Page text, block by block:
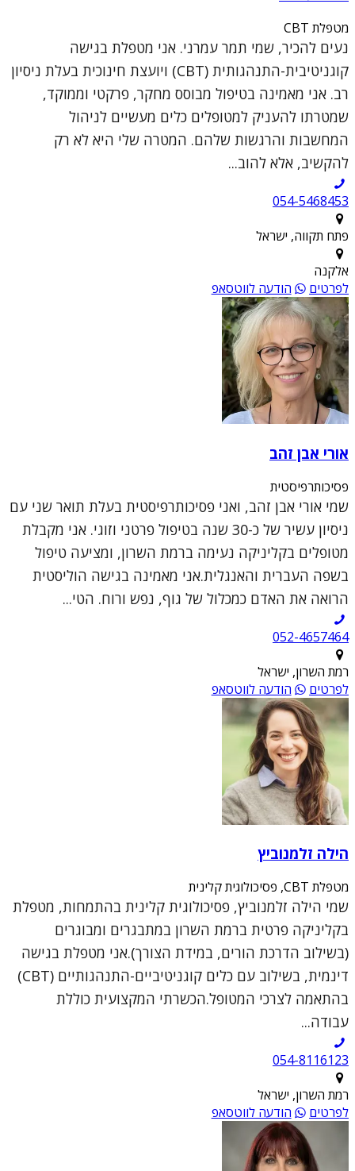
מטפלת CBT
נעים להכיר, שמי תמר עמרני. אני מטפלת בגישה
קוגניטיבית-התנהגותית (CBT) ויועצת חינוכית בעלת ניסיון
רב. אני מאמינה בטיפול מבוסס מחקר, פרקטי וממוקד,
שמטרתו להעניק למטופלים כלים מעשיים לניהול
המחשבות והרגשות שלהם. המטרה שלי היא לא רק
להקשיב, אלא להוב...
054-5468453
פתח תקווה, ישראל
אלקנה
לפרטים
הודעה לווטסאפ
אורי אבן זהב
פסיכותרפיסטית
שמי אורי אבן זהב, ואני פסיכותרפיסטית בעלת תואר שני עם
ניסיון עשיר של כ-30 שנה בטיפול פרטני וזוגי. אני מקבלת
מטופלים בקליניקה נעימה ברמת השרון, ומציעה טיפול
בשפה העברית והאנגלית.אני מאמינה בגישה הוליסטית
הרואה את האדם כמכלול של גוף, נפש ורוח. הטי...
052-4657464
רמת השרון, ישראל
לפרטים
הודעה לווטסאפ
הילה זלמנוביץ
מטפלת CBT, פסיכולוגית קלינית
שמי הילה זלמנוביץ, פסיכולוגית קלינית בהתמחות, מטפלת
בקליניקה פרטית ברמת השרון במתבגרים ומבוגרים
(בשילוב הדרכת הורים, במידת הצורך).אני מטפלת בגישה
דינמית, בשילוב עם כלים קוגניטיביים-התנהגותיים (CBT)
בהתאמה לצרכי המטופל.הכשרתי המקצועית כוללת
עבודה...
054-8116123
רמת השרון, ישראל
לפרטים
הודעה לווטסאפ